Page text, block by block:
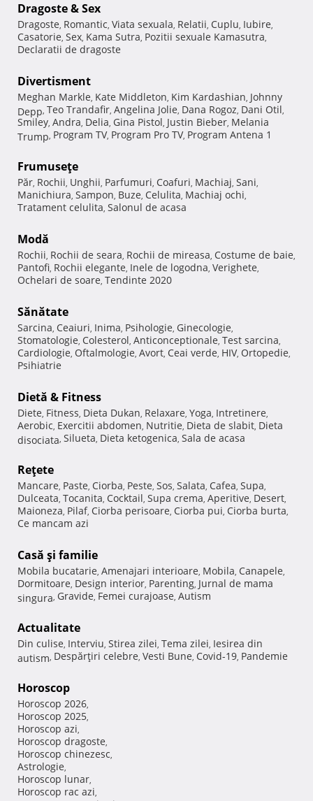
Dragoste & Sex
Dragoste, Romantic, Viata sexuala, Relatii, Cuplu, Iubire,
Casatorie, Sex, Kama Sutra, Pozitii sexuale Kamasutra,
Declaratii de dragoste
Divertisment
Meghan Markle, Kate Middleton, Kim Kardashian, Johnny
Depp, Teo Trandafir, Angelina Jolie, Dana Rogoz, Dani Otil,
Smiley, Andra, Delia, Gina Pistol, Justin Bieber, Melania
Trump, Program TV, Program Pro TV, Program Antena 1
Frumuseţe
Păr, Rochii, Unghii, Parfumuri, Coafuri, Machiaj, Sani,
Manichiura, Sampon, Buze, Celulita, Machiaj ochi,
Tratament celulita, Salonul de acasa
Modă
Rochii, Rochii de seara, Rochii de mireasa, Costume de baie,
Pantofi, Rochii elegante, Inele de logodna, Verighete,
Ochelari de soare, Tendinte 2020
Sănătate
Sarcina, Ceaiuri, Inima, Psihologie, Ginecologie,
Stomatologie, Colesterol, Anticonceptionale, Test sarcina,
Cardiologie, Oftalmologie, Avort, Ceai verde, HIV, Ortopedie,
Psihiatrie
Dietă & Fitness
Diete, Fitness, Dieta Dukan, Relaxare, Yoga, Intretinere,
Aerobic, Exercitii abdomen, Nutritie, Dieta de slabit, Dieta
disociata, Silueta, Dieta ketogenica, Sala de acasa
Reţete
Mancare, Paste, Ciorba, Peste, Sos, Salata, Cafea, Supa,
Dulceata, Tocanita, Cocktail, Supa crema, Aperitive, Desert,
Maioneza, Pilaf, Ciorba perisoare, Ciorba pui, Ciorba burta,
Ce mancam azi
Casă şi familie
Mobila bucatarie, Amenajari interioare, Mobila, Canapele,
Dormitoare, Design interior, Parenting, Jurnal de mama
singura, Gravide, Femei curajoase, Autism
Actualitate
Din culise, Interviu, Stirea zilei, Tema zilei, Iesirea din
autism, Despărţiri celebre, Vesti Bune, Covid-19, Pandemie
Horoscop
Horoscop 2026,
Horoscop 2025,
Horoscop azi,
Horoscop dragoste,
Horoscop chinezesc,
Astrologie,
Horoscop lunar,
Horoscop rac azi,